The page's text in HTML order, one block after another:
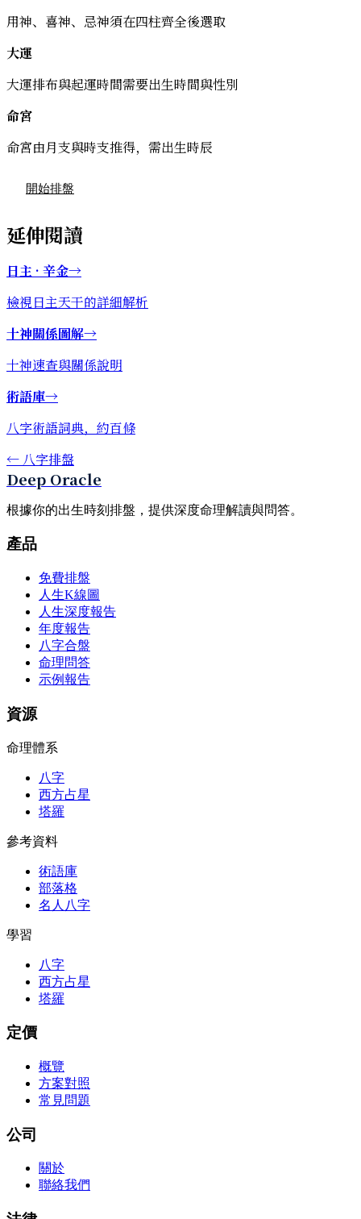
用神、喜神、忌神須在四柱齊全後選取
大運
大運排布與起運時間需要出生時間與性別
命宮
命宮由月支與時支推得，需出生時辰
開始排盤
延伸閱讀
日主 · 辛金→
檢視日主天干的詳細解析
十神關係圖解→
十神速查與關係說明
術語庫→
八字術語詞典，約百條
← 八字排盤
Deep Oracle
根據你的出生時刻排盤，提供深度命理解讀與問答。
產品
免費排盤
人生K線圖
人生深度報告
年度報告
八字合盤
命理問答
示例報告
資源
命理體系
八字
西方占星
塔羅
參考資料
術語庫
部落格
名人八字
學習
八字
西方占星
塔羅
定價
概覽
方案對照
常見問題
公司
關於
聯絡我們